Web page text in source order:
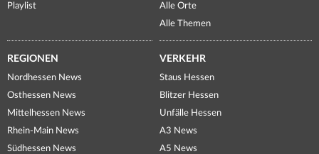
Playlist
Alle Orte
Alle Themen
REGIONEN
Nordhessen News
Osthessen News
Mittelhessen News
Rhein-Main News
Südhessen News
VERKEHR
Staus Hessen
Blitzer Hessen
Unfälle Hessen
A3 News
A5 News